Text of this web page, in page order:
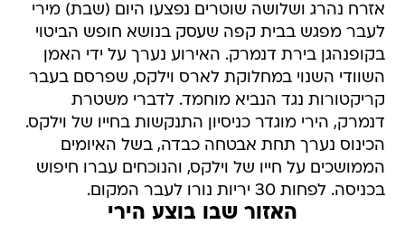
אזרח נהרג ושלושה שוטרים נפצעו היום (שבת) מירי
לעבר מפגש בבית קפה שעסק בנושא חופש הביטוי
בקופנהגן בירת דנמרק. האירוע נערך על ידי האמן
השוודי השנוי במחלוקת לארס וילקס, שפרסם בעבר
קריקטורות נגד הנביא מוחמד. לדברי משטרת
דנמרק, הירי מוגדר כניסיון התנקשות בחייו של וילקס.
הכינוס נערך תחת אבטחה כבדה, בשל האיומים
הממושכים על חייו של וילקס, והנוכחים עברו חיפוש
בכניסה. לפחות 30 יריות נורו לעבר המקום.
האזור שבו בוצע הירי